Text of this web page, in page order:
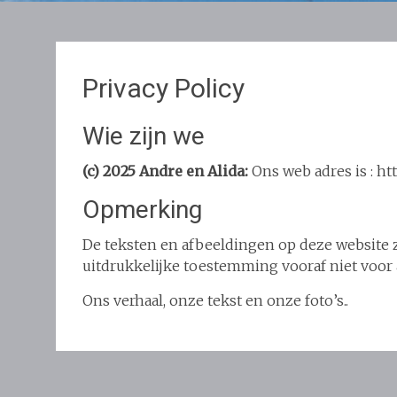
Privacy Policy
Wie zijn we
(c) 2025 Andre en Alida: Ons web adres is :
Opmerking
De teksten en afbeeldingen op deze
uitdrukkelijke toestemming vooraf niet voor
Ons verhaal, onze tekst en onze foto’s..